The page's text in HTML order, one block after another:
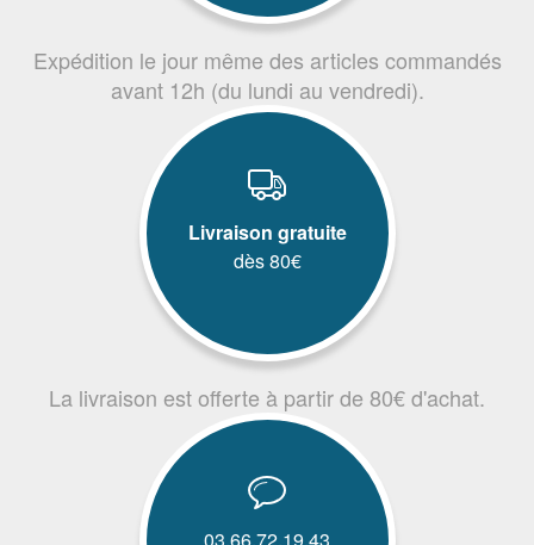
Expédition le jour même des articles commandés
avant 12h (du lundi au vendredi).
Livraison gratuite
dès 80€
La livraison est offerte à partir de 80€ d'achat.
03.66.72.19.43